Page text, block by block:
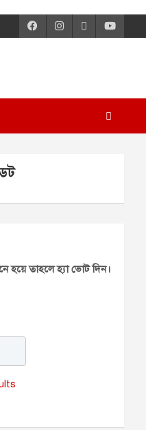
হয়ে তাহলে হ্যা ভোট দিন।